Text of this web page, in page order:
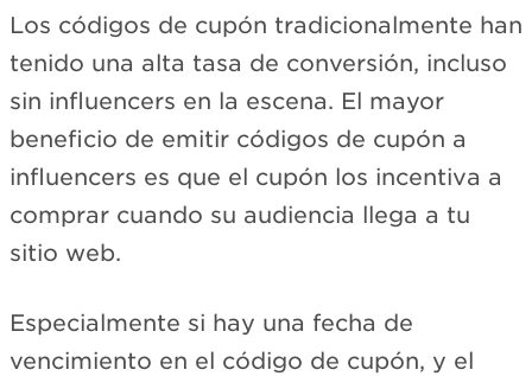
Los códigos de cupón tradicionalmente han
tenido una alta tasa de conversión, incluso
sin influencers en la escena. El mayor
beneficio de emitir códigos de cupón a
influencers es que el cupón los incentiva a
comprar cuando su audiencia llega a tu
sitio web.
Especialmente si hay una fecha de
vencimiento en el código de cupón, y el